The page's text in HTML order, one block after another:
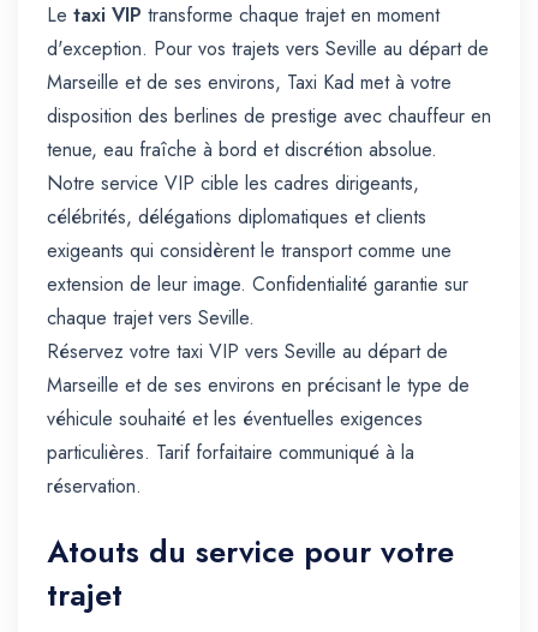
Le taxi VIP transforme chaque trajet en moment
d'exception. Pour vos trajets vers Seville au départ de
Marseille et de ses environs, Taxi Kad met à votre
disposition des berlines de prestige avec chauffeur en
tenue, eau fraîche à bord et discrétion absolue.
Notre service VIP cible les cadres dirigeants,
célébrités, délégations diplomatiques et clients
exigeants qui considèrent le transport comme une
extension de leur image. Confidentialité garantie sur
chaque trajet vers Seville.
Réservez votre taxi VIP vers Seville au départ de
Marseille et de ses environs en précisant le type de
véhicule souhaité et les éventuelles exigences
particulières. Tarif forfaitaire communiqué à la
réservation.
Atouts du service pour votre
trajet